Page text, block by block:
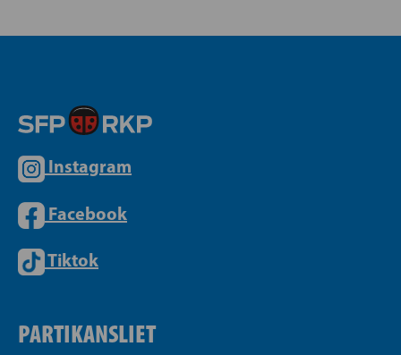
Instagram
Facebook
Tiktok
PARTIKANSLIET